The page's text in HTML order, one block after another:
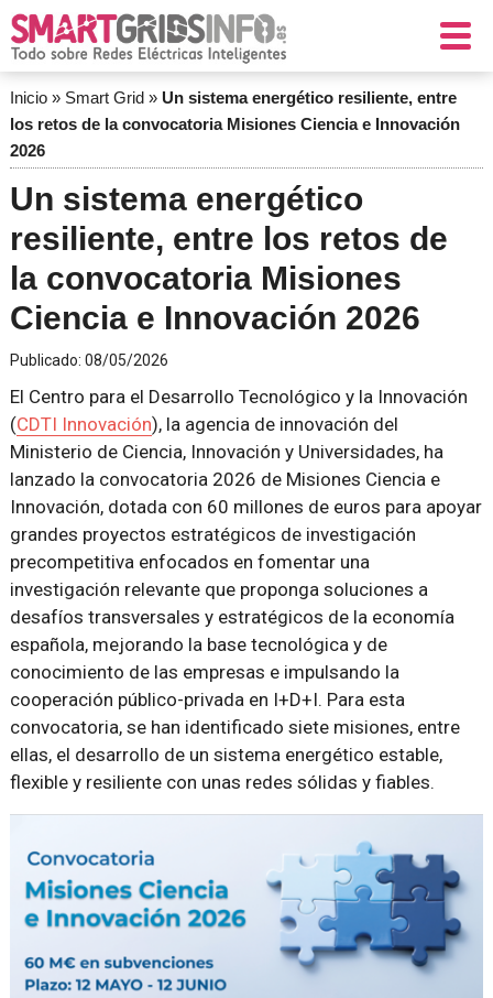
Inicio» Smart Grid» Un sistema energético resiliente, entre
los retos de la convocatoria Misiones Ciencia e Innovación
2026
Un sistema energético
resiliente, entre los retos de
la convocatoria Misiones
Ciencia e Innovación 2026
Publicado: 08/05/2026
El Centro para el Desarrollo Tecnológico y la Innovación
(CDTI Innovación), la agencia de innovación del
Ministerio de Ciencia, Innovación y Universidades, ha
lanzado la convocatoria 2026 de Misiones Ciencia e
Innovación, dotada con 60 millones de euros para apoyar
grandes proyectos estratégicos de investigación
precompetitiva enfocados en fomentar una
investigación relevante que proponga soluciones a
desafíos transversales y estratégicos de la economía
española, mejorando la base tecnológica y de
conocimiento de las empresas e impulsando la
cooperación público-privada en I+D+I. Para esta
convocatoria, se han identificado siete misiones, entre
ellas, el desarrollo de un sistema energético estable,
flexible y resiliente con unas redes sólidas y fiables.